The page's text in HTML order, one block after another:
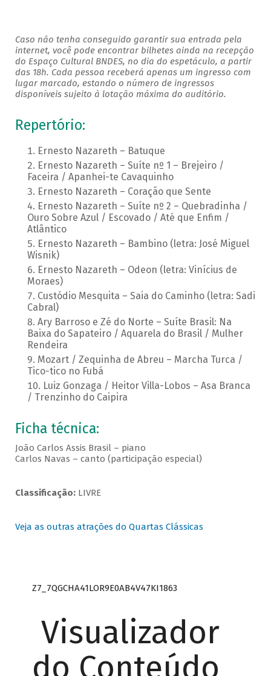
Caso não tenha conseguido garantir sua entrada pela
internet, você pode encontrar bilhetes ainda na recepção
do Espaço Cultural BNDES, no dia do espetáculo, a partir
das 18h. Cada pessoa receberá apenas um ingresso com
lugar marcado, estando o número de ingressos
disponíveis sujeito à lotação máxima do auditório.
Repertório:
Ernesto Nazareth – Batuque
Ernesto Nazareth – Suíte nº 1 – Brejeiro /
Faceira / Apanhei-te Cavaquinho
Ernesto Nazareth – Coração que Sente
Ernesto Nazareth – Suíte nº 2 – Quebradinha /
Ouro Sobre Azul / Escovado / Até que Enfim /
Atlântico
Ernesto Nazareth – Bambino (letra: José Miguel
Wisnik)
Ernesto Nazareth – Odeon (letra: Vinícius de
Moraes)
Custódio Mesquita – Saia do Caminho (letra: Sadi
Cabral)
Ary Barroso e Zé do Norte – Suíte Brasil: Na
Baixa do Sapateiro / Aquarela do Brasil / Mulher
Rendeira
Mozart / Zequinha de Abreu – Marcha Turca /
Tico-tico no Fubá
Luiz Gonzaga / Heitor Villa-Lobos – Asa Branca
/ Trenzinho do Caipira
Ficha técnica:
João Carlos Assis Brasil – piano
Carlos Navas – canto (participação especial)
Classificação:LIVRE
Veja as outras atrações do Quartas Clássicas
Z7_7QGCHA41LOR9E0AB4V47KI1863
Visualizador
do Conteúdo